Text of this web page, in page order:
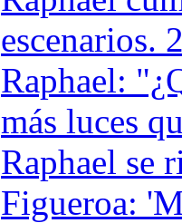
escenarios.
Raphael:
más luces
Raphael se
Figueroa: